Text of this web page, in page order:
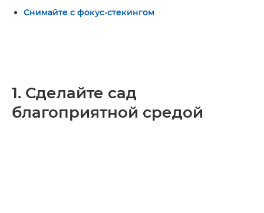
Снимайте с фокус-стекингом
1. Сделайте сад
благоприятной средой